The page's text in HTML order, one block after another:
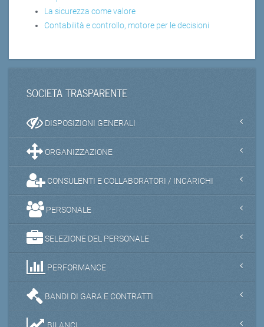
La sicurezza come valore
Contabilità e controllo, motore per le decisioni
SOCIETA TRASPARENTE
DISPOSIZIONI GENERALI
ORGANIZZAZIONE
CONSULENTI E COLLABORATORI / INCARICHI
PERSONALE
SELEZIONE DEL PERSONALE
PERFORMANCE
BANDI DI GARA E CONTRATTI
BILANCI